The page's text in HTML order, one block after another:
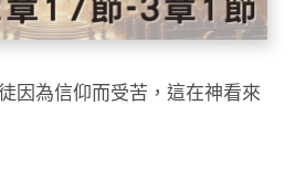
因為信仰而受苦，這在神看來